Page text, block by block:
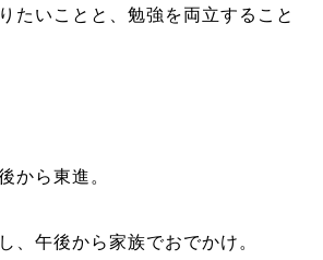
たいことと、勉強を両立すること
から東進。
、午後から家族でおでかけ。